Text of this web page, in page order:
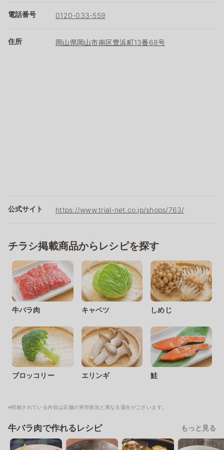
電話番号 0120-033-559
住所 岡山県岡山市南区豊浜町13番68号
公式サイト https://www.trial-net.co.jp/shops/763/
チラシ掲載商品からレシピを探す
牛バラ肉 キャベツ しめじ
ブロッコリー エリンギ 鮭
※明細されている内容は店舗の実売状況と異なる場合がございます。
牛バラ肉で作れるレシピ もっと見る